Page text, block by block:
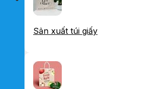
Sản xuất túi giấy